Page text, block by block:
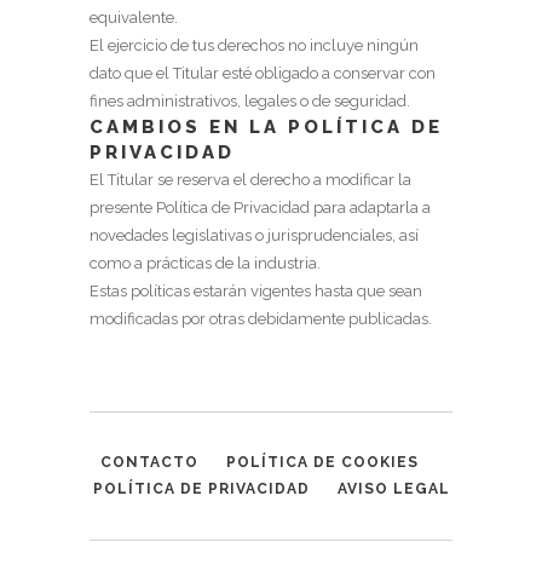
equivalente.
El ejercicio de tus derechos no incluye ningún
dato que el Titular esté obligado a conservar con
fines administrativos, legales o de seguridad.
CAMBIOS EN LA POLÍTICA DE
PRIVACIDAD
El Titular se reserva el derecho a modificar la
presente Política de Privacidad para adaptarla a
novedades legislativas o jurisprudenciales, así
como a prácticas de la industria.
Estas políticas estarán vigentes hasta que sean
modificadas por otras debidamente publicadas.
CONTACTO
POLÍTICA DE COOKIES
POLÍTICA DE PRIVACIDAD
AVISO LEGAL